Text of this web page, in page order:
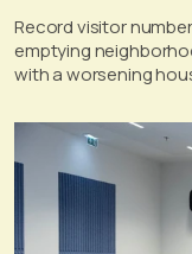
Record visitor
emptying
with a worsening